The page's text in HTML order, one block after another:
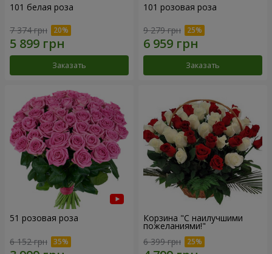
101 белая роза
7 374 грн
Заказать
101 розовая роза
9 279 грн
Заказать
51 розовая роза
6 152 грн
Корзина "С наилучшими
пожеланиями!"
6 399 грн